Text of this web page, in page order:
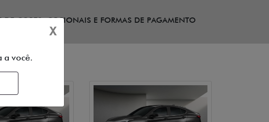
CORES, OPCIONAIS E FORMAS DE PAGAMENTO
X
a você.